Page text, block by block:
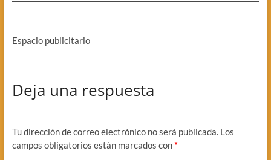
Espacio publicitario
Deja una respuesta
Tu dirección de correo electrónico no será publicada. Los
campos obligatorios están marcados con *